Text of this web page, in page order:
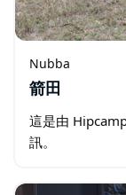
Nubba
箭田
這是由
訊。